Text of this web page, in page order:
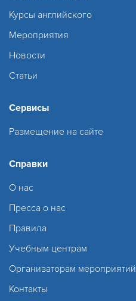
Курсы английского
Мероприятия
Новости
Статьи
Сервисы
Размещение на сайте
Справки
О нас
Пресса о нас
Правила
Учебным центрам
Организаторам мероприятий
Контакты